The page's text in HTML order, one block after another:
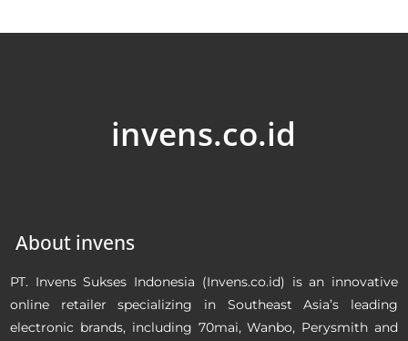
invens.co.id
About invens
PT. Invens Sukses Indonesia (Invens.co.id) is an innovative
online retailer specializing in Southeast Asia’s leading
electronic brands, including 70mai, Wanbo, Perysmith and